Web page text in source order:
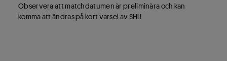
Observera att matchdatumen är preliminära och kan
komma att ändras på kort varsel av SHL!